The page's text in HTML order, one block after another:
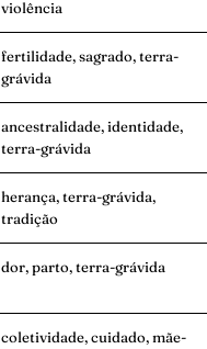
violência
fertilidade, sagrado, terra-
grávida
ancestralidade, identidade,
terra-grávida
herança, terra-grávida,
tradição
dor, parto, terra-grávida
coletividade, cuidado, mãe-